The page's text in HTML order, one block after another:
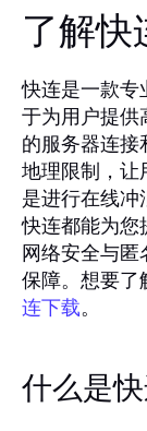
了解
快连是一款专
于为用户提供
的服务器连接
地理限制，让
是进行在线冲
快连都能为您
网络安全与匿
保障。想要了
连下载。
什么是